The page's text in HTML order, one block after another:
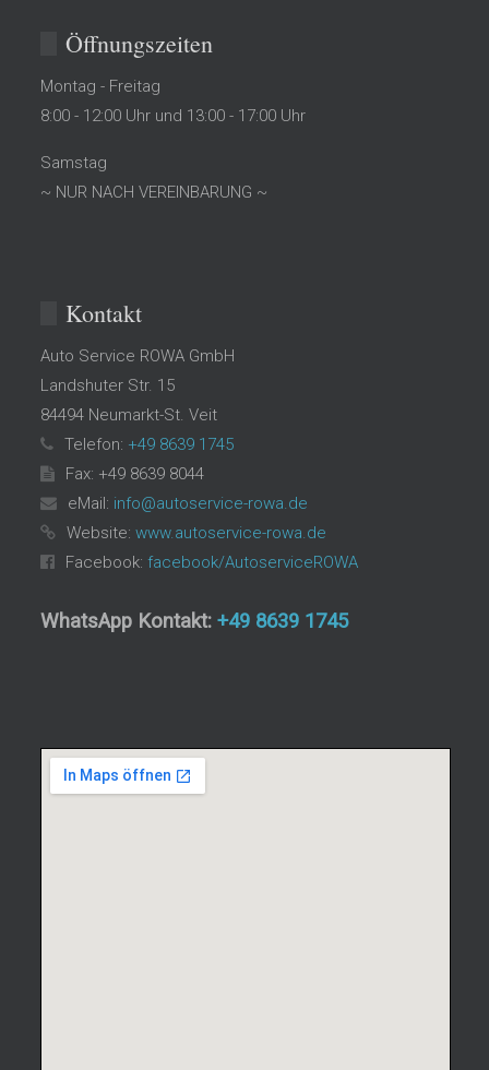
Öffnungszeiten
Montag - Freitag
8:00 - 12:00 Uhr und 13:00 - 17:00 Uhr
Samstag
~ NUR NACH VEREINBARUNG ~
Kontakt
Auto Service ROWA GmbH
Landshuter Str. 15
84494 Neumarkt-St. Veit
Telefon: +49 8639 1745
Fax: +49 8639 8044
eMail: info@autoservice-rowa.de
Website: www.autoservice-rowa.de
Facebook: facebook/AutoserviceROWA
WhatsApp Kontakt: +49 8639 1745